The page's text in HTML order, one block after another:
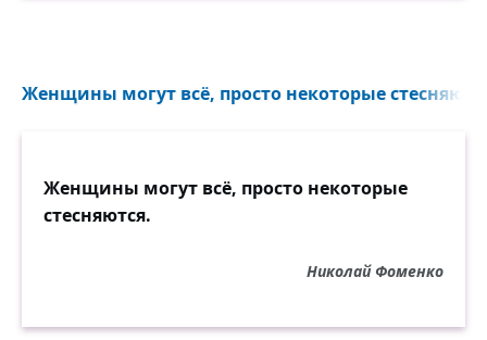
Женщины могут всё, просто некоторые
Женщины могут всё, просто некоторые
стесняются.
Николай Фоменко